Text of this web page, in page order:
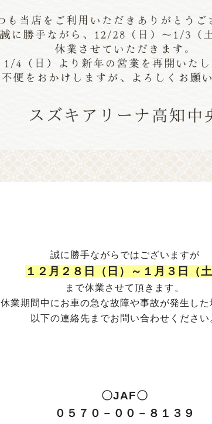
誠に勝手ながらではございますが
１２月２８日（日）～１月３日（土
まで休業させて頂きます。
休業期間中にお車の急な故障や事故が発生した
以下の連絡先までお問い合わせください
〇JAF〇
０５７０－００－８１３９